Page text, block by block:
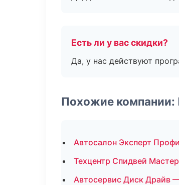
Есть ли у вас скидки?
Да, у нас действуют
Похожие
Автосалон Эксперт
Техцентр Спидвей
Автосервис Диск Драйв